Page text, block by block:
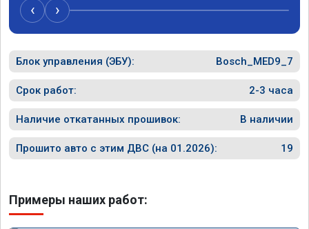
‹ ›
Блок управления (ЭБУ): Bosch_MED9_7
Срок работ: 2-3 часа
Наличие откатанных прошивок: В наличии
Прошито авто с этим ДВС (на 01.2026): 19
Примеры наших работ: